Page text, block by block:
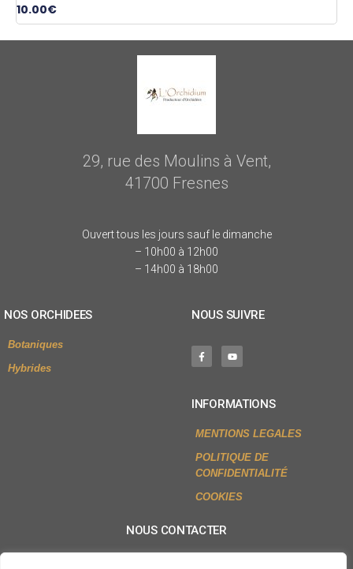
10.00€
29, rue des Moulins à Vent,
41700 Fresnes
Ouvert tous les jours sauf le dimanche
– 10h00 à 12h00
– 14h00 à 18h00
NOS ORCHIDEES
Botaniques
Hybrides
NOUS SUIVRE
INFORMATIONS
MENTIONS LEGALES
POLITIQUE DE
CONFIDENTIALITÉ
COOKIES
NOUS CONTACTER